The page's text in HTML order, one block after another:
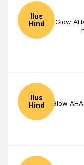
Ilus
Hind
Re-Boost Glow
Ilus
Hind
Re-Boost Glow